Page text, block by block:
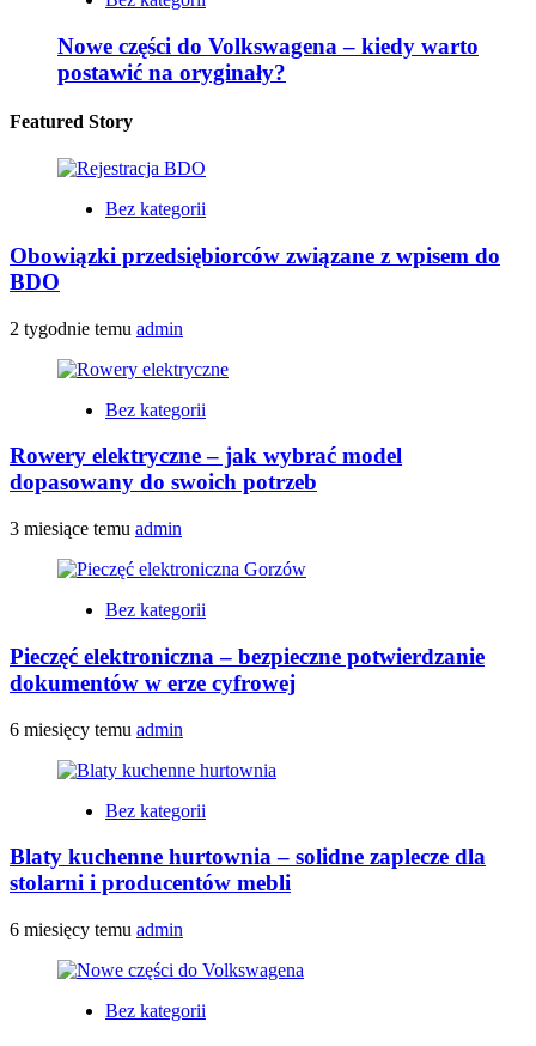
Nowe części do Volkswagena – kiedy warto
postawić na oryginały?
Featured Story
Bez kategorii
Obowiązki przedsiębiorców związane z wpisem do
BDO
2 tygodnie temu admin
Bez kategorii
Rowery elektryczne – jak wybrać model
dopasowany do swoich potrzeb
3 miesiące temu admin
Bez kategorii
Pieczęć elektroniczna – bezpieczne potwierdzanie
dokumentów w erze cyfrowej
6 miesięcy temu admin
Bez kategorii
Blaty kuchenne hurtownia – solidne zaplecze dla
stolarni i producentów mebli
6 miesięcy temu admin
Bez kategorii